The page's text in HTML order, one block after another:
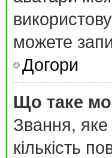
можете
Догори
Що таке
Звання,
кількість